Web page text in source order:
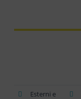
Esterni e